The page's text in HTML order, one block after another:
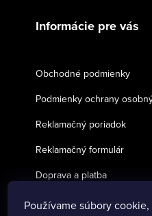
Používame súbory
Informácie pre vás
Obchodné podmienky
Podmienky ochrany
Reklamačný poriadok
Reklamačný formulár
Doprava a platba